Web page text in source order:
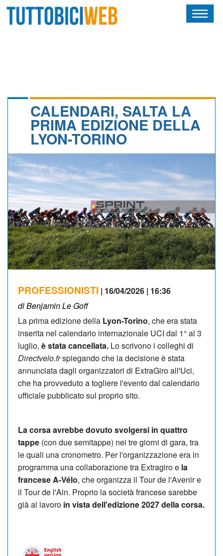
CALENDARIO
ALBI D'ORO
NEWSLETTER
CALENDARI, SALTA LA
PRIMA EDIZIONE DELLA
LYON-TORINO
PROFESSIONISTI | 16/04/2026 | 16:36
di Benjamin Le Goff
La prima edizione della Lyon-Torino, che era stata
inserita nel calendario internazionale UCI dal 1° al 3
luglio, è stata cancellata. Lo scrivono i colleghi di
Directvelo.frspiegando che la decisione è stata
annunciata dagli organizzatori di ExtraGiro all'Uci,
che ha provveduto a togliere l'evento dal calendario
ufficiale pubblicato sul proprio sito.
La corsa avrebbe dovuto svolgersi in quattro
tappe (con due semitappe) nei tre giorni di gara, tra
le quali una cronometro. Per l'organizzazione era in
programma una collaborazione tra Extragiro e la
francese A-Vélo, che organizza il Tour de l'Avenir e
il Tour de l'Ain. Proprio la società francese sarebbe
già al lavoro in vista dell'edizione 2027 della corsa.